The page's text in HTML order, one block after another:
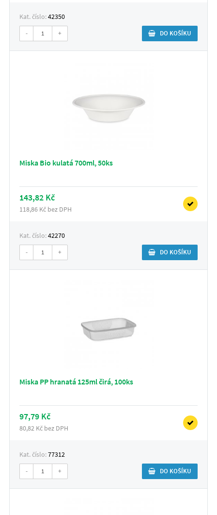
Kat. číslo:42350
- + DO KOŠÍKU
Miska Bio kulatá 700ml, 50ks
143,82 Kč
118,86 Kč bez DPH
Kat. číslo:42270
- + DO KOŠÍKU
Miska PP hranatá 125ml čirá, 100ks
97,79 Kč
80,82 Kč bez DPH
Kat. číslo:77312
- + DO KOŠÍKU